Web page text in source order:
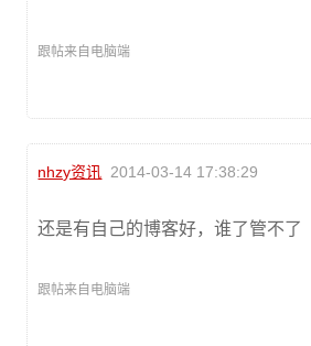
跟帖来自电脑端
nhzy资讯 2014-03-14 17:38:29
还是有自己的博客好，谁了管不了
跟帖来自电脑端